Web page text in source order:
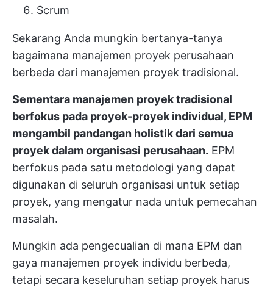
Scrum
Sekarang Anda mungkin bertanya-tanya
bagaimana manajemen proyek perusahaan
berbeda dari manajemen proyek tradisional.
Sementara manajemen proyek tradisional
berfokus pada proyek-proyek individual, EPM
mengambil pandangan holistik dari semua
proyek dalam organisasi perusahaan. EPM
berfokus pada satu metodologi yang dapat
digunakan di seluruh organisasi untuk setiap
proyek, yang mengatur nada untuk pemecahan
masalah.
Mungkin ada pengecualian di mana EPM dan
gaya manajemen proyek individu berbeda,
tetapi secara keseluruhan setiap proyek harus